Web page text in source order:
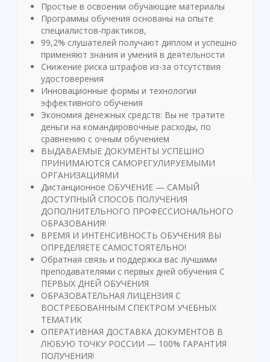
Простые в освоении обучающие материалы
Программы обучения основаны на опыте
специалистов-практиков,
99,2% слушателей получают диплом и успешно
применяют знания и умения в деятельности
Снижение риска штрафов из-за отсутствия
удостоверения
Инновационные формы и технологии
эффективного обучения
Экономия денежных средств: Вы не тратите
деньги на командировочные расходы, по
сравнению с очным обучением
ВЫДАВАЕМЫЕ ДОКУМЕНТЫ УСПЕШНО
ПРИНИМАЮТСЯ САМОРЕГУЛИРУЕМЫМИ
ОРГАНИЗАЦИЯМИ
Дистанционное ОБУЧЕНИЕ — САМЫЙ
ДОСТУПНЫЙ СПОСОБ ПОЛУЧЕНИЯ
ДОПОЛНИТЕЛЬНОГО ПРОФЕССИОНАЛЬНОГО
ОБРАЗОВАНИЯ!
ВРЕМЯ И ИНТЕНСИВНОСТЬ ОБУЧЕНИЯ ВЫ
ОПРЕДЕЛЯЕТЕ САМОСТОЯТЕЛЬНО!
Обратная связь и поддержка вас лучшими
преподавателями с первых дней обучения С
ПЕРВЫХ ДНЕЙ ОБУЧЕНИЯ
ОБРАЗОВАТЕЛЬНАЯ ЛИЦЕНЗИЯ С
ВОСТРЕБОВАННЫМ СПЕКТРОМ УЧЕБНЫХ
ТЕМАТИК
ОПЕРАТИВНАЯ ДОСТАВКА ДОКУМЕНТОВ В
ЛЮБУЮ ТОЧКУ РОССИИ — 100% ГАРАНТИЯ
ПОЛУЧЕНИЯ!